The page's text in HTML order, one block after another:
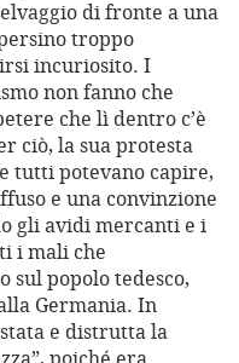
di fronte a una
troppo
incuriosito. I
non fanno che
che lì dentro c’è
ciò, la sua protesta
tutti potevano capire,
e una convinzione
gli avidi mercanti e i
i mali che
sul popolo tedesco,
Germania. In
e distrutta la